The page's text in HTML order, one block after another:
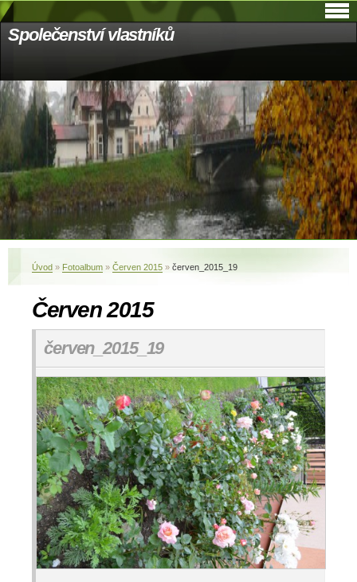
Společenství vlastníků
Úvod » Fotoalbum » Červen 2015 » červen_2015_19
Červen 2015
červen_2015_19